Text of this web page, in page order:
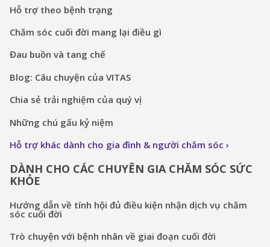
Hỗ trợ theo bệnh trạng
Chăm sóc cuối đời mang lại điều gì
Đau buồn và tang chế
Blog: Câu chuyện của VITAS
Chia sẻ trải nghiệm của quý vị
Những chú gấu kỷ niệm
Hỗ trợ khác dành cho gia đình & người chăm sóc
DÀNH CHO CÁC CHUYÊN GIA CHĂM SÓC SỨC
KHỎE
Hướng dẫn về tính hội đủ điều kiện nhận dịch vụ chăm
sóc cuối đời
Trò chuyện với bệnh nhân về giai đoạn cuối đời